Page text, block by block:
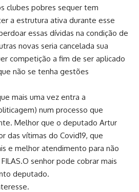
clubes pobres sequer tem
a estrutura ativa durante esse
essas dívidas na condição de
novas seria cancelada sua
competição a fim de ser aplicado
não se tenha gestões
mais uma vez entra a
num processo que
Melhor que o deputado Artur
das vítimas do Covid19, que
e melhor atendimento para não
senhor pode cobrar mais
deputado.